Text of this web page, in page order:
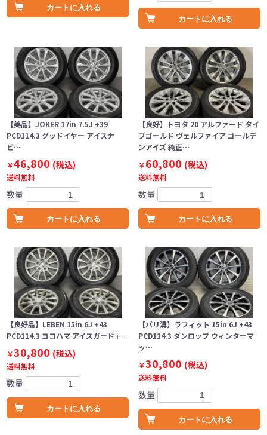
カートに入れる
カートに入れる
【美品】JOKER 17in 7.5J +39
PCD114.3 グッドイヤー アイスナ
ビ…
￥46,800 (税込)
送料無料
数量
カートに入れる
【良好】トヨタ 20 アルファード タイ
プゴールド ヴェルファイア ゴールデ
ンアイズ 純正…
￥60,800 (税込)
送料無料
数量
カートに入れる
【良好品】LEBEN 15in 6J +43
PCD114.3 ヨコハマ アイスガード i…
￥30,800 (税込)
送料無料
数量
カートに入れる
【バリ溝】ラフィット 15in 6J +43
PCD114.3 ダンロップ ウィンターマ
ッ…
￥30,800 (税込)
送料無料
数量
カートに入れる